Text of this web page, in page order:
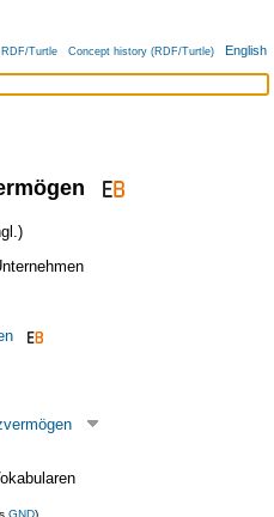
RDF/Turtle Concept history (RDF/Turtle) English
GND)